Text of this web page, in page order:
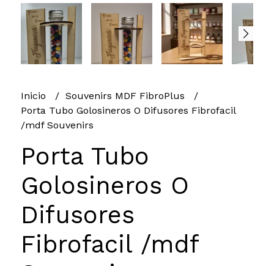
Inicio
Souvenirs MDF FibroPlus
Porta Tubo Golosineros O Difusores Fibrofacil
/mdf Souvenirs
Porta Tubo
Golosineros O
Difusores
Fibrofacil /mdf